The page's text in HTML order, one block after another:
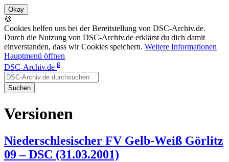
🍪
Cookies helfen uns bei der Bereitstellung von DSC-Archiv.de.
Durch die Nutzung von DSC-Archiv.de erklärst du dich damit
einverstanden, dass wir Cookies speichern. Weitere Informationen
Hauptmenü öffnen
DSC-Archiv.de β
Suchen
Versionen
Niederschlesischer FV Gelb-Weiß Görlitz
09 – DSC (31.03.2001)